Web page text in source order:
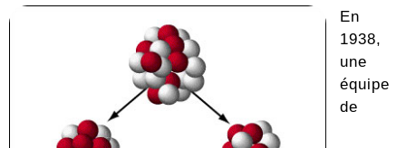
En
1938,
une
équipe
de